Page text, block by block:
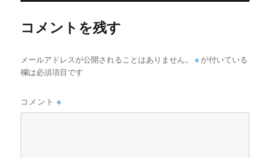
コメントを残す
メールアドレスが公開されることはありません。 ※が付いている
欄は必須項目です
コメント※